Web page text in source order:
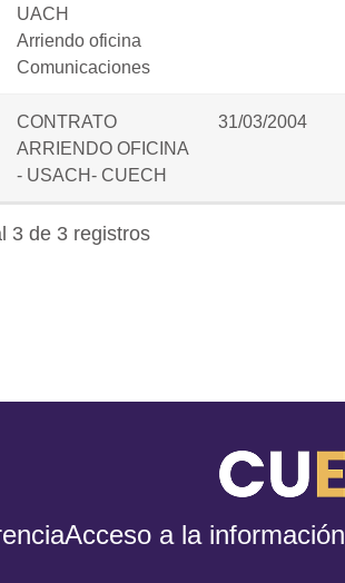
UACH
Arriendo oficina
Comunicaciones
CONTRATO
ARRIENDO OFICINA
- USACH- CUECH
31/03/2004
3 de 3 registros
Acceso a la información